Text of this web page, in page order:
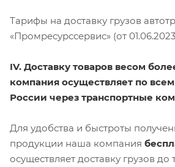
Тарифы на доставку грузов
«Промресурссервис» (от 01.06.2023
IV. Доставку товаров весом
компания осуществляет по
России через транспортные
Для удобства и быстроты
продукции наша компания
осуществляет доставку грузов до